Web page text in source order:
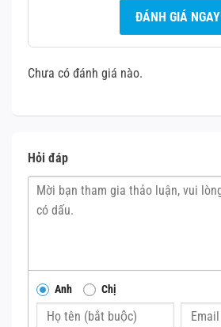
ĐÁNH GIÁ NGAY
Chưa có đánh giá nào.
Hỏi đáp
Anh Chị